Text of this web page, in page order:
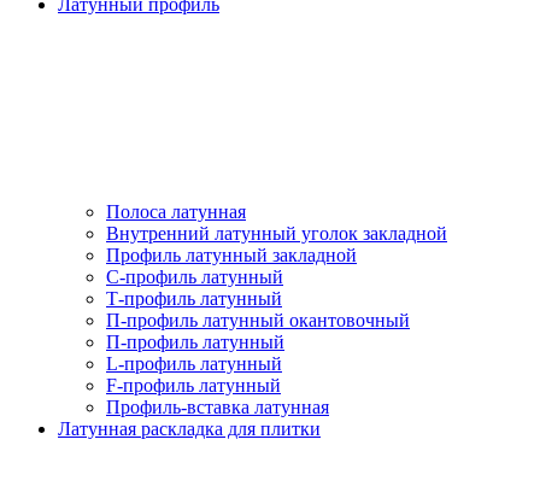
Латунный профиль
Полоса латунная
Внутренний латунный уголок закладной
Профиль латунный закладной
С-профиль латунный
Т-профиль латунный
П-профиль латунный окантовочный
П-профиль латунный
L-профиль латунный
F-профиль латунный
Профиль-вставка латунная
Латунная раскладка для плитки